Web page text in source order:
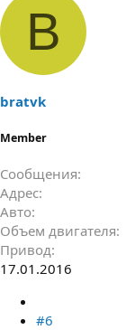
B
bratvk
Member
Сообщения
Адрес
Авто
Объем двигателя
Привод
17.01.2016
#6